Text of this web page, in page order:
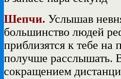
Шепчи. Услышав
большинство людей
приблизятся к тебе на
получше расслышать.
сокращением